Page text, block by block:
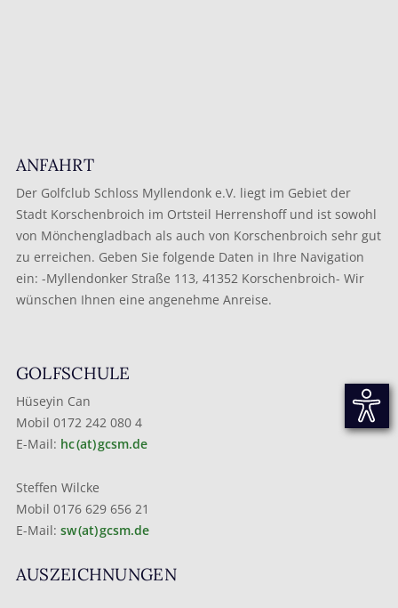
ANFAHRT
Der Golfclub Schloss Myllendonk e.V. liegt im Gebiet der
Stadt Korschenbroich im Ortsteil Herrenshoff und ist sowohl
von Mönchengladbach als auch von Korschenbroich sehr gut
zu erreichen. Geben Sie folgende Daten in Ihre Navigation
ein: -Myllendonker Straße 113, 41352 Korschenbroich- Wir
wünschen Ihnen eine angenehme Anreise.
GOLFSCHULE
Hüseyin Can
Mobil 0172 242 080 4
E-Mail: hc (at) gcsm.de
Steffen Wilcke
Mobil 0176 629 656 21
E-Mail: sw (at) gcsm.de
AUSZEICHNUNGEN